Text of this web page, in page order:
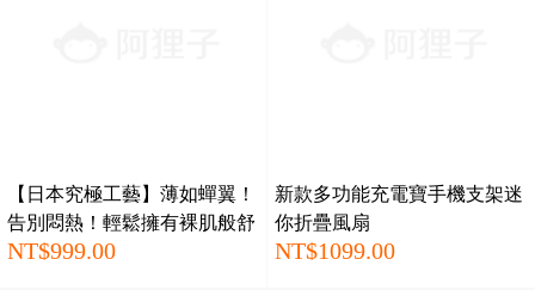
【日本究極工藝】薄如蟬翼！
告別悶熱！輕鬆擁有裸肌般舒
適新體驗！70KG以下的絕美
NT$999.00
新款多功能充電寶手機支架迷
你折疊風扇
NT$1099.00